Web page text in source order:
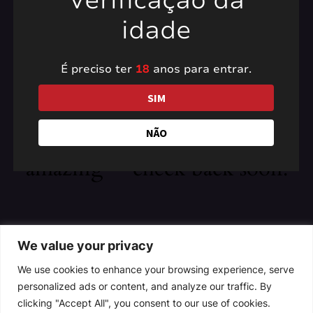
We value your privacy
We use cookies to enhance your browsing experience, serve
personalized ads or content, and analyze our traffic. By
clicking "Accept All", you consent to our use of cookies.
Pardon our dust! We're
working on something
amazing — check back soon!
idade
É preciso ter 18 anos para entrar.
SIM
NÃO